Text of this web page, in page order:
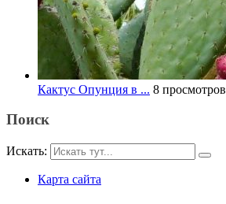
Кактус Опунция в ... 8 просмотров
Поиск
Искать:
Карта сайта